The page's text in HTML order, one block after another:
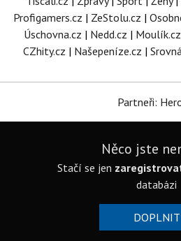
Profigamers.cz | ZeStolu.cz |
Úschovna.cz | Nedd.cz | Moulík.cz
CZhity.cz | Našepeníze.cz |
Partneři:
Něco jste
Stačí se jen
databázi
DOPLNIT